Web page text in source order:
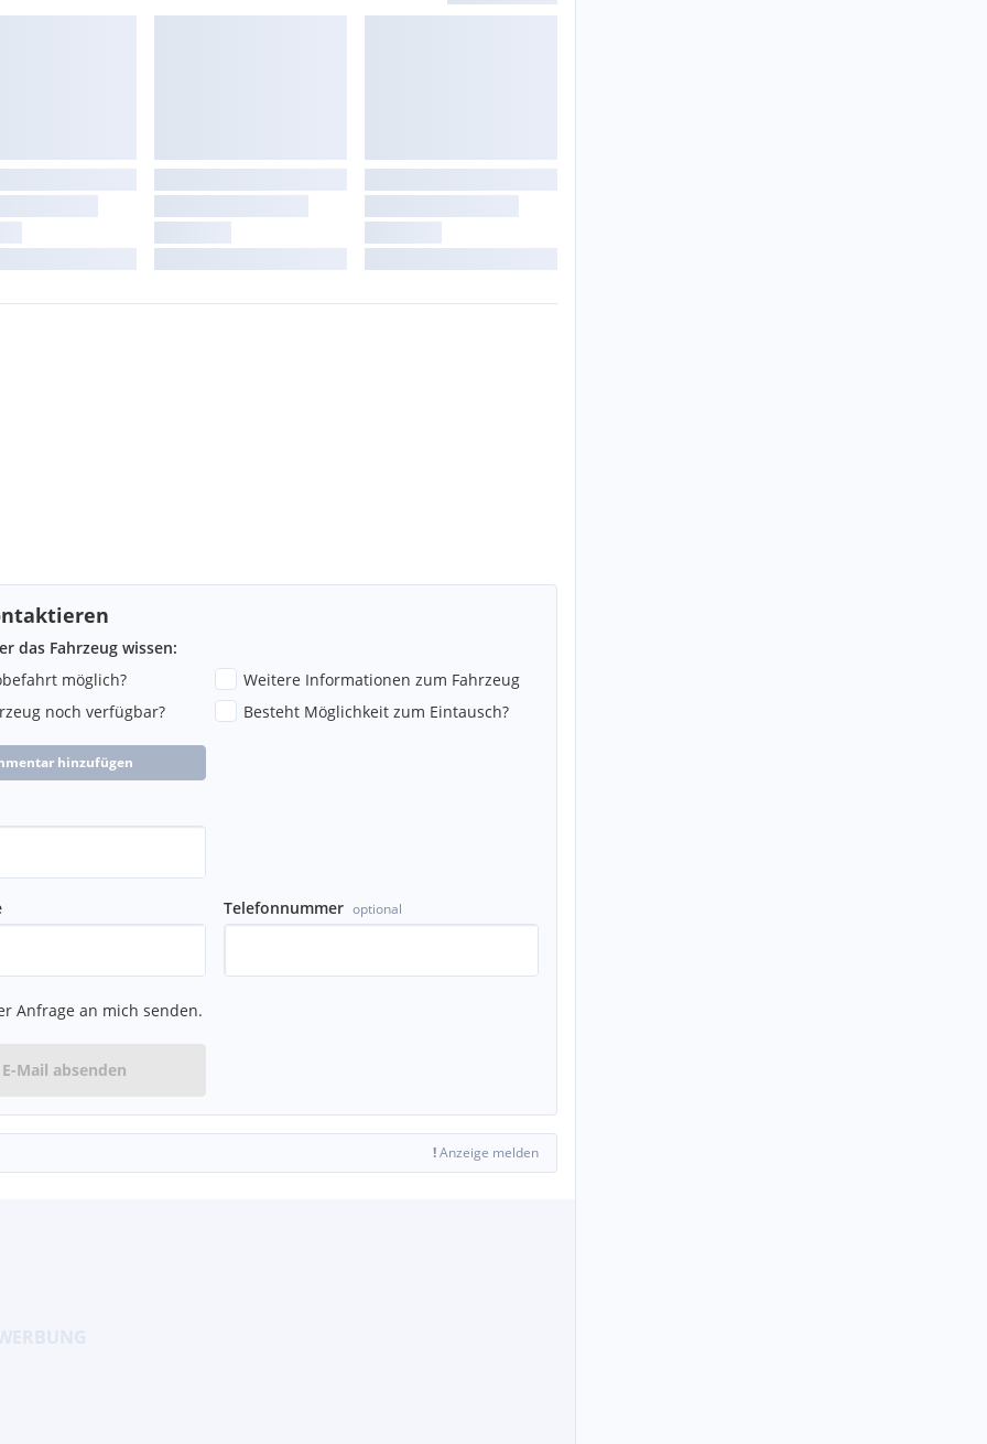
das Fahrzeug wissen:
möglich?
Weitere Informationen zum Fahrzeug
noch verfügbar?
Besteht Möglichkeit zum Eintausch?
hinzufügen
Telefonnummer optional
Anfrage an mich senden.
E-Mail absenden
!Anzeige melden